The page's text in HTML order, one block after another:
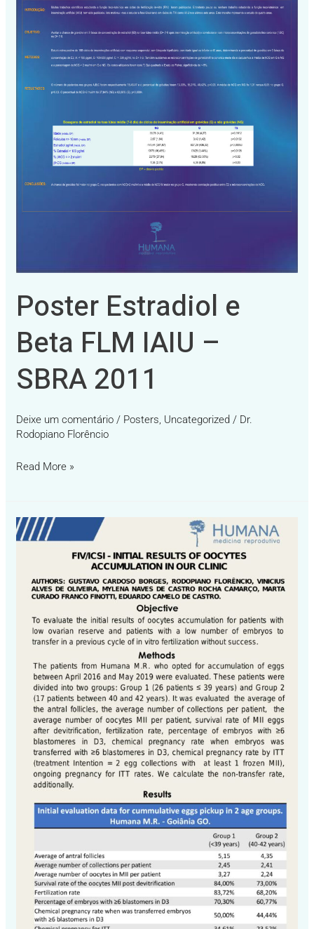
Poster Estradiol e
Beta FLM IAIU –
SBRA 2011
Deixe um comentário / Posters Uncategorized / Dr.
Rodopiano Florêncio
SBRA
2011
Read More »
Poster
Congresso
SBRA
2019